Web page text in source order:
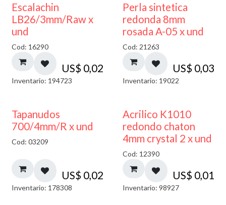
Escalachin
LB26/3mm/Raw x
und
Cod: 16290
US$ 0,02
Inventario: 194723
Perla sintetica
redonda 8mm
rosada A-05 x und
Cod: 21263
US$ 0,03
Inventario: 19022
Tapanudos
700/4mm/R x und
Cod: 03209
US$ 0,02
Inventario: 178308
50% DESCUENTO
Acrilico K1010
redondo chaton
4mm crystal 2 x und
Cod: 12390
US$ 0,01
Inventario: 98927